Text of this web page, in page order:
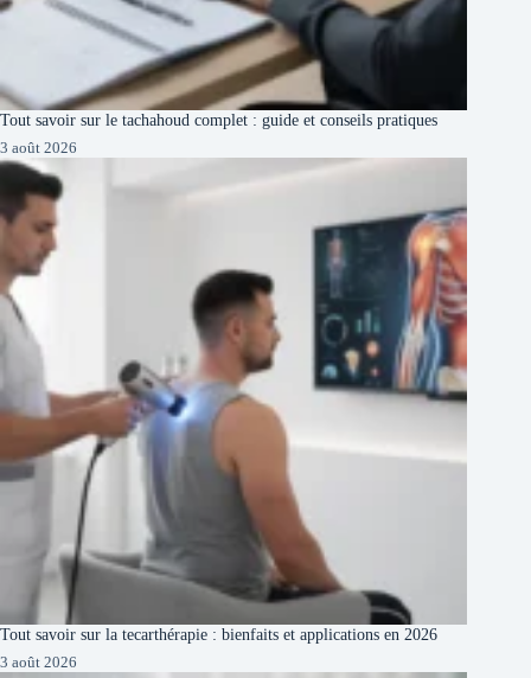
Tout savoir sur le tachahoud complet : guide et conseils pratiques
3 août 2026
Tout savoir sur la tecarthérapie : bienfaits et applications en 2026
3 août 2026